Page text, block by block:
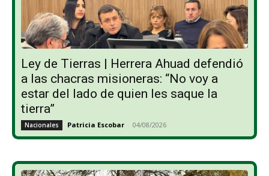
Ley de Tierras | Herrera Ahuad defendió
a las chacras misioneras: “No voy a
estar del lado de quien les saque la
tierra”
Nacionales Patricia Escobar - 04/08/2026